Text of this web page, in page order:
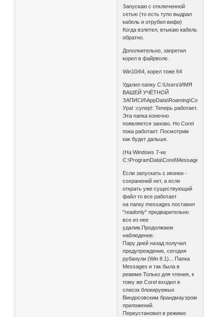
Запускаю с отключенной
сетью (то есть тупо выдрал
кабель и отрубил вифи)
Когда взлетел, втыкаю кабель
обратно.
Дополнительно, запретил
корел в файрволе.
Win10/64, корел тоже 64
Удалил папку C:\Users\ИМЯ
ВАШЕЙ УЧЁТНОЙ
Ура! :супер!: Теперь работает.
Эта папка конечно
появляется заново. Но Corel
пока работает. Посмотрим
как будет дальше.
(На Windows 7-ке
C:\ProgramData\Corel\Messages)
Если запускать с иконки -
сохранений нет, а если
открать уже существующий
файл то все работает
на папку messages поставил
"readonly" предварительно
все из нее
удалив.Продолжаем
наблюдение.
Пару дней назад получил
предупреждение, сегодня
рубанули (Win 8.1)... Папка
Messages и так была в
режиме Только для чтения, к
тому же Corel входил в
список блокируемых
Виндосовским брандмауэром
приложений.
Переустановил в режиме